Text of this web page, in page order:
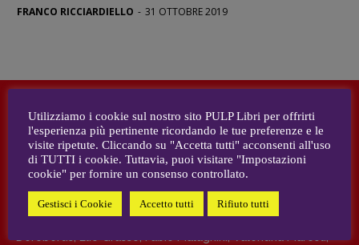
REDAZIONE
Anna da Re, Roberto Derobertis , Elio
Grasso,Fabio Malagnini, Valentina
Marcoli, Elisabetta Michielin,Nicole
Spallina, Roberto Sturm,Tania Tonin
CONTATTI
FRANCO RICCIARDIELLO - 31 OTTOBRE 2019
DIRETTRICE RESPONSABILE
Antonella Marrone
REDAZIONE
Walter Catalano,Giuseppe Costigliola,Anna da Re
Derobertis,Elio Grasso,Fabio Malagnini,Valentina Marcoli,
Utilizziamo i cookie sul nostro sito PULP Libri per offrirti
l'esperienza più pertinente ricordando le tue preferenze e le
visite ripetute. Cliccando su "Accetta tutti" acconsenti all'uso
di TUTTI i cookie. Tuttavia, puoi visitare "Impostazioni
cookie" per fornire un consenso controllato.
Gestisci i Cookie Accetto tutti Rifiuto tutti